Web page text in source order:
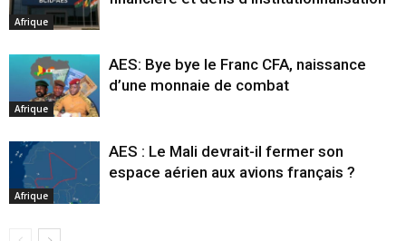
Afrique
Afrique
AES: Bye bye le Franc CFA, naissance
d’une monnaie de combat
Afrique
AES : Le Mali devrait-il fermer son
espace aérien aux avions français ?